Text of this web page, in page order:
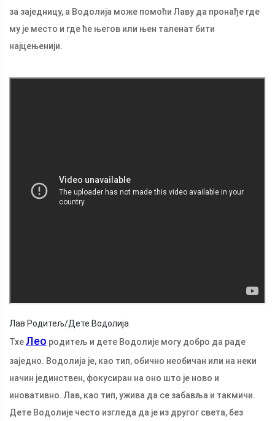
за заједницу, а Водолија може помоћи Лаву да пронађе где
му је место и где ће његов или њен таленат бити
најцењенији.
Лав Родитељ/Дете Водолија
ТхеЛео родитељ и дете Водолије могу добро да раде
заједно. Водолија је, као тип, обично необичан или на неки
начин јединствен, фокусиран на оно што је ново и
иновативно. Лав, као тип, ужива да се забавља и такмичи.
Дете Водолије често изгледа да је из другог света, без